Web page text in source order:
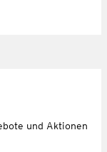
und Aktionen